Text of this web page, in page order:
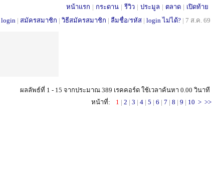
หน้าแรก | กระดาน | รีวิว | ประมูล | ตลาด | เปิดท้าย
login | สมัครสมาชิก | วิธีสมัครสมาชิก | ลืมชื่อ/รหัส | login ไม่ได้? | 7 ส.ค. 69
ผลลัพธ์ที่ 1 - 15 จากประมาณ 389 เรคคอร์ด ใช้เวลาค้นหา 0.00 วินาที
หน้าที่:
1 | 2 | 3 | 4 | 5 | 6 | 7 | 8 | 9 | 10 > >>